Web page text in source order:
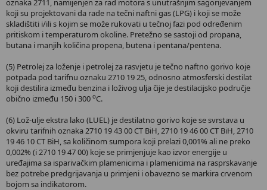
oznaka 2711, namijenjen za rad motora s unutrašnjim sagorijevanjem
koji su projektovani da rade na tečni naftni gas (LPG) i koji se može
skladištiti i/ili s kojim se može rukovati u tečnoj fazi pod određenim
pritiskom i temperaturom okoline. Pretežno se sastoji od propana,
butana i manjih količina propena, butena i pentana/pentena.
(5) Petrolej za loženje i petrolej za rasvjetu je tečno naftno gorivo koje
potpada pod tarifnu oznaku 2710 19 25, odnosno atmosferski destilat
koji destilira između benzina i loživog ulja čije je destilacijsko područje
obično između 150 i 300 oC.
(6) Lož-ulje ekstra lako (LUEL) je destilatno gorivo koje se svrstava u
okviru tarifnih oznaka 2710 19 43 00 CT BiH, 2710 19 46 00 CT BiH, 2710
19 46 10 CT BiH, sa količinom sumpora koji prelazi 0,001% ali ne preko
0,002% (i 2710 19 47 00) koje se primjenjuje kao izvor energije u
uređajima sa isparivačkim plamenicima i plamenicima na rasprskavanje
bez potrebe predgrijavanja u primjeni i obavezno se markira crvenom
bojom sa indikatorom.